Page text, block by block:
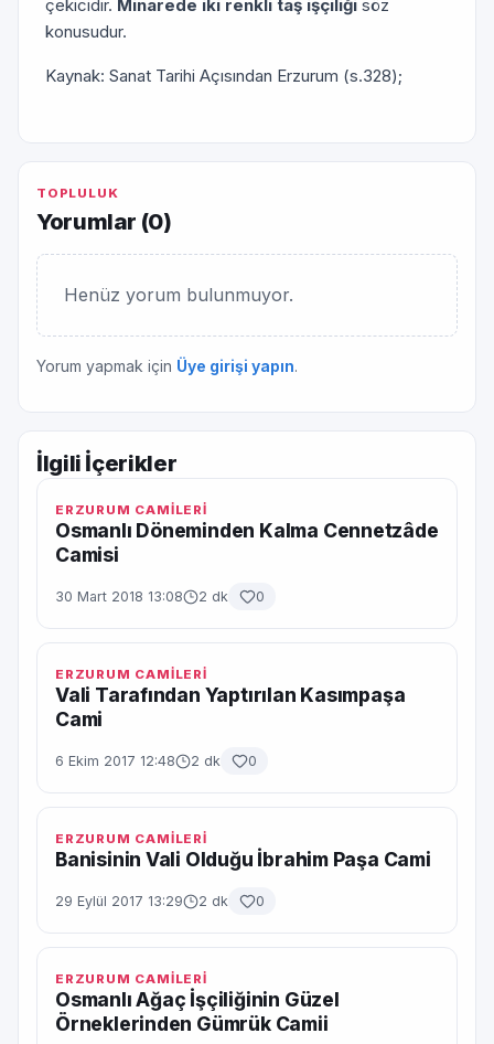
çekicidir. Mina­rede iki renkli taş işçiliği söz
konusudur.
Kaynak: Sanat Tarihi Açısından Erzurum (s.328);
TOPLULUK
Yorumlar (0)
Henüz yorum bulunmuyor.
Yorum yapmak için Üye girişi yapın.
İlgili İçerikler
ERZURUM CAMİLERİ
Osmanlı Döneminden Kalma Cennetzâde
Camisi
30 Mart 2018 13:08 2 dk 0
ERZURUM CAMİLERİ
Vali Tarafından Yaptırılan Kasımpaşa
Cami
6 Ekim 2017 12:48 2 dk 0
ERZURUM CAMİLERİ
Banisinin Vali Olduğu İbrahim Paşa Cami
29 Eylül 2017 13:29 2 dk 0
ERZURUM CAMİLERİ
Osmanlı Ağaç İşçiliğinin Güzel
Örneklerinden Gümrük Camii